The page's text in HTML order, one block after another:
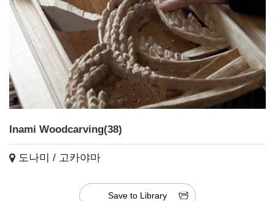
Inami Woodcarving(38)
도나미 / 고카야마
Save to Library